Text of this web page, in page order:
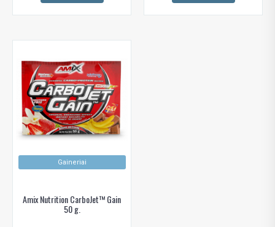
Gaineriai
Amix Nutrition CarboJet™ Gain
50 g.